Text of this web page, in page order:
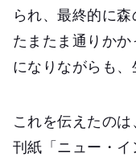
られ、最終的に森
たまたま通りか
になりながらも、
これを伝えたの
刊紙「ニュー・